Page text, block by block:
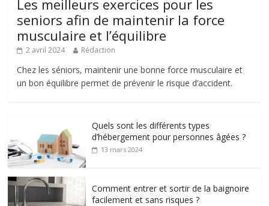
Les meilleurs exercices pour les
seniors afin de maintenir la force
musculaire et l’équilibre
2 avril 2024 Rédaction
Chez les séniors, maintenir une bonne force musculaire et
un bon équilibre permet de prévenir le risque d’accident.
Quels sont les différents types
d’hébergement pour personnes âgées ?
13 mars 2024
Comment entrer et sortir de la baignoire
facilement et sans risques ?